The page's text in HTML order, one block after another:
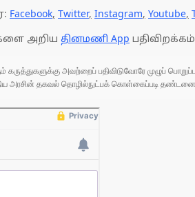
Facebook, Twitter, Instagram, Youtube,
அறிய தினமணி App
கருத்துகளுக்கு அவற்றைப் பதிவிடுவோரே முழுப்
அரசின் தகவல் தொழில்நுட்பக் கொள்கைப்படி